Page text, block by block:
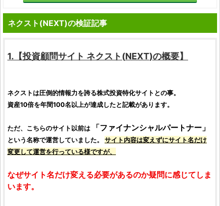
ネクスト(NEXT)の検証記事
1.【投資顧問サイト ネクスト(NEXT)の概要】
ネクストは圧倒的情報力を誇る株式投資特化サイトとの事。
資産10倍を年間100名以上が達成したと記載があります。
ただ、こちらのサイト以前は 「ファイナンシャルパートナー 」
という名称で運営していました。 サイト内容は変えずにサイト名だけ
変更して運営を行っている様ですが、
なぜサイト名だけ変える必要があるのか疑問に感じてしま
います。